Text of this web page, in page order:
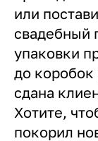
или
свадебный
упаковки
до
сдана
Хотите,
покорил